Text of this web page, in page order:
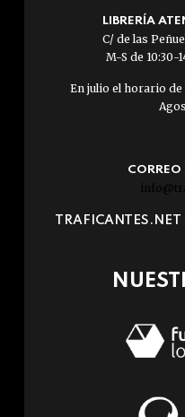
LIBRERÍA
C/ de las
M-S de 10:30-
En julio el horario de
CORREO
TRAFICANTES.NET